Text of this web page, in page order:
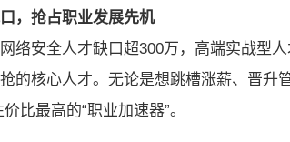
，抢占职业发展先机
络安全人才缺口超300万，高端实战型
的核心人才。无论是想跳槽涨薪、晋升
比最高的“职业加速器”。